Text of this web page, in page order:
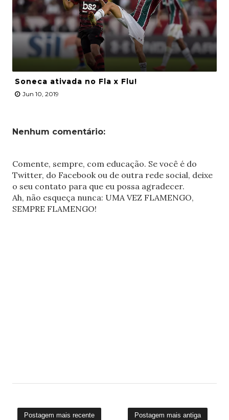
Soneca ativada no Fla x Flu!
Jun 10, 2019
Nenhum comentário:
Comente, sempre, com educação. Se você é do
Twitter, do Facebook ou de outra rede social, deixe
o seu contato para que eu possa agradecer.
Ah, não esqueça nunca: UMA VEZ FLAMENGO,
SEMPRE FLAMENGO!
Postagem mais recente Postagem mais antiga